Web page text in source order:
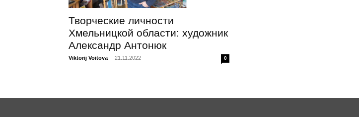
Творческие личности
Хмельницкой области: художник
Александр Антонюк
Viktorij Voitova - 21.11.2022 0